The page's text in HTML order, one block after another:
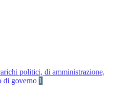
politici, di amministrazione,
di governo 1